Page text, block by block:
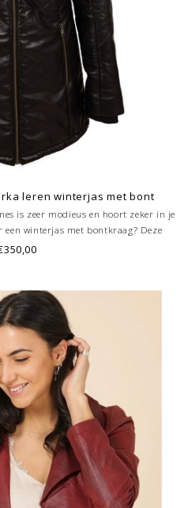
leren winterjas met bont
is zeer modieus en hoort zeker in je
een winterjas met bontkraag? Deze
met verschillende kleuren